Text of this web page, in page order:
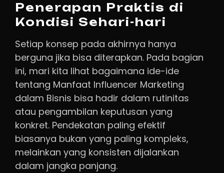
Penerapan Praktis di
Kondisi Sehari-hari
Setiap konsep pada akhirnya hanya
berguna jika bisa diterapkan. Pada bagian
ini, mari kita lihat bagaimana ide-ide
tentang Manfaat Influencer Marketing
dalam Bisnis bisa hadir dalam rutinitas
atau pengambilan keputusan yang
konkret. Pendekatan paling efektif
biasanya bukan yang paling kompleks,
melainkan yang konsisten dijalankan
dalam jangka panjang.